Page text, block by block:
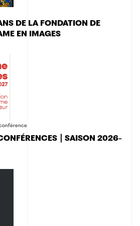
DE LA FONDATION DE
EN IMAGES
⎮ SAISON 2026-